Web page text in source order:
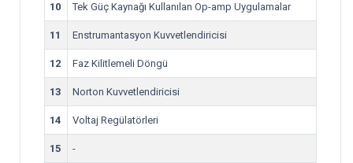
10 Tek Güç Kaynağı Kullanılan Op-amp Uygulamalar
11 Enstrumantasyon Kuvvetlendiricisi
12 Faz Kilitlemeli Döngü
13 Norton Kuvvetlendiricisi
14 Voltaj Regülatörleri
15 -